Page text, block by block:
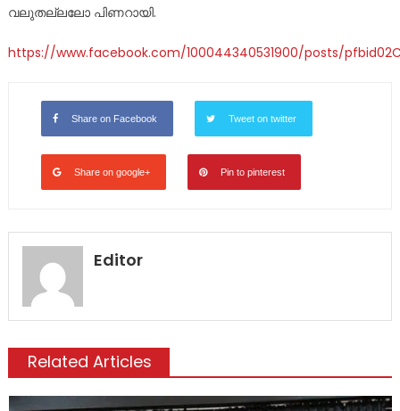
വലുതല്ലലോ പിണറായി.
https://www.facebook.com/100044340531900/posts/
Share on Facebook Tweet on twitter
Share on google+ Pin to pinterest
Editor
Related Articles